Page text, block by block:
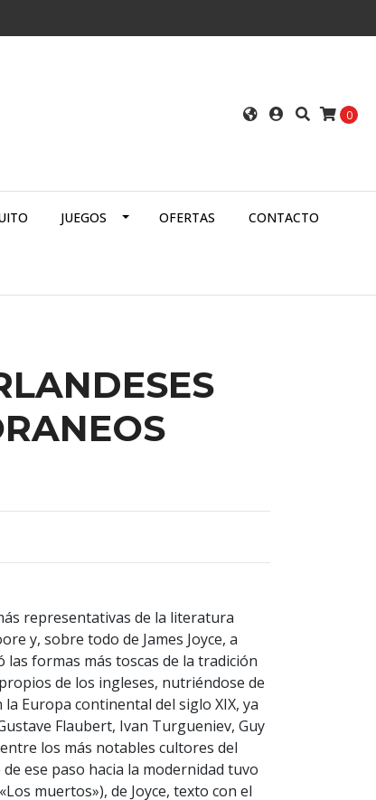
0
JUEGOS OFERTAS CONTACTO
representativas de la literatura
y, sobre todo de James Joyce, a
las formas más toscas de la tradición
de los ingleses, nutriéndose de
Europa continental del siglo XIX, ya
Flaubert, Ivan Turgueniev, Guy
los más notables cultores del
ese paso hacia la modernidad tuvo
muertos»), de Joyce, texto con el